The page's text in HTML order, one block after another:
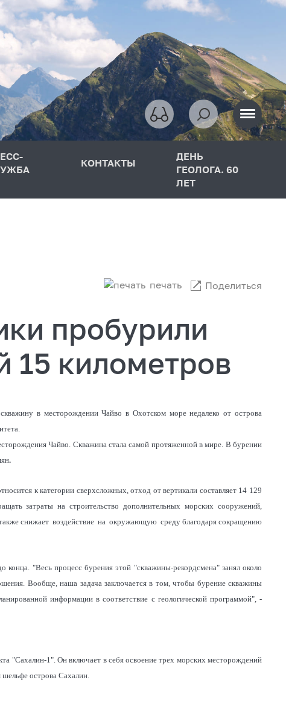
КОНТАКТЫ
ДЕНЬ
ГЕОЛОГА. 60
ЛЕТ
печать Поделиться
пробурили
15 километров
в месторождении Чайво в Охотском море недалеко от острова
Чайво. Скважина стала самой протяженной в мире. В бурении
.
к категории сверхсложных, отход от вертикали составляет 14 129
затраты на строительство дополнительных морских сооружений,
снижает воздействие на окружающую среду благодаря сокращению
"Весь процесс бурения этой "скважины-рекордсмена" занял около
Вообще, наша задача заключается в том, чтобы бурение скважины
информации в соответствие с геологической программой", -
"Сахалин-1". Он включает в себя освоение трех морских месторождений
острова Сахалин.